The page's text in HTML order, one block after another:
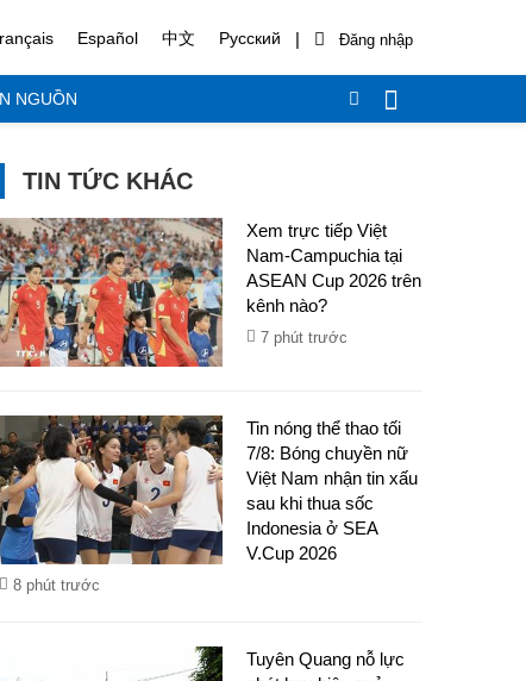
Español 中文 Русский |
NGUỒN
TIN TỨC KHÁC
Xem trực tiếp Việt
Nam-Campuchia tại
ASEAN Cup 2026 trên
kênh nào?
7 phút trước
Tin nóng thể thao tối
7/8: Bóng chuyền nữ
Việt Nam nhận tin xấu
sau khi thua sốc
Indonesia ở SEA
V.Cup 2026
8 phút trước
Tuyên Quang nỗ lực